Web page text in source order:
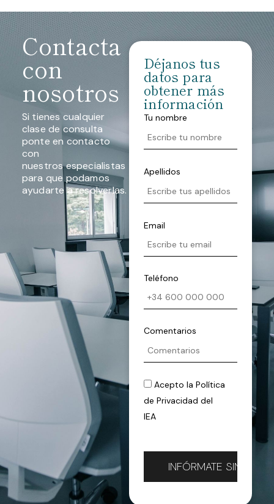
Contacta
con
nosotros
Si tienes cualquier
clase de consulta
ponte en contacto
con
nuestros especialistas
para que podamos
ayudarte a resolverlas.
Déjanos tus
datos para
obtener más
información
Tu nombre
Apellidos
Email
Teléfono
Comentarios
Acepto laPolítica
de Privacidad del
IEA